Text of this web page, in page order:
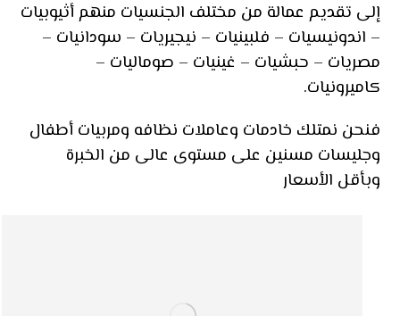
إلى تقديم عمالة من مختلف الجنسيات منهم أثيوبيات
– اندونيسيات – فلبينيات – نيجيريات – سودانيات –
مصريات – حبشيات – غينيات – صوماليات –
كاميرونيات.
فنحن نمتلك خادمات وعاملات نظافه ومربيات أطفال
وجليسات مسنين على مستوى عالى من الخبرة
وبأقل الأسعار